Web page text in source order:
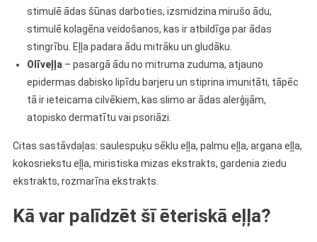
stimulē ādas šūnas darboties, izsmidzina mirušo ādu,
stimulē kolagēna veidošanos, kas ir atbildīga par ādas
stingrību. Eļļa padara ādu mitrāku un gludāku.
Olīveļļa – pasargā ādu no mitruma zuduma, atjauno
epidermas dabisko lipīdu barjeru un stiprina imunitāti, tāpēc
tā ir ieteicama cilvēkiem, kas slimo ar ādas alerģijām,
atopisko dermatītu vai psoriāzi.
Citas sastāvdaļas: saulespuķu sēklu eļļa, palmu eļļa, argana eļļa,
kokosriekstu eļļa, miristiska mizas ekstrakts, gardenia ziedu
ekstrakts, rozmarīna ekstrakts.
Kā var palīdzēt šī ēteriskā eļļa?